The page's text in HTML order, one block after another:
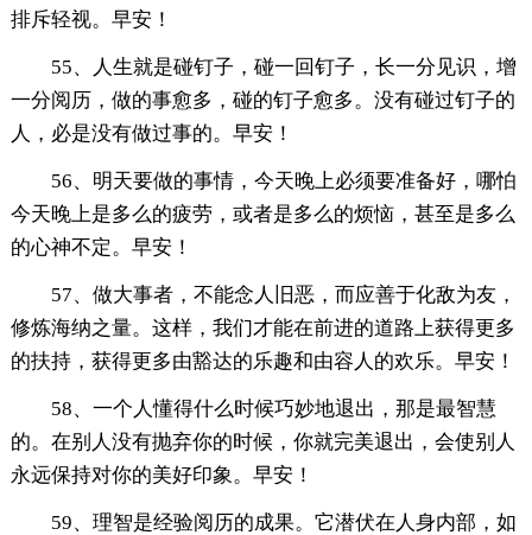
排斥轻视。早安！
55、人生就是碰钉子，碰一回钉子，长一分见识，增
一分阅历，做的事愈多，碰的钉子愈多。没有碰过钉子的
人，必是没有做过事的。早安！
56、明天要做的事情，今天晚上必须要准备好，哪怕
今天晚上是多么的疲劳，或者是多么的烦恼，甚至是多么
的心神不定。早安！
57、做大事者，不能念人旧恶，而应善于化敌为友，
修炼海纳之量。这样，我们才能在前进的道路上获得更多
的扶持，获得更多由豁达的乐趣和由容人的欢乐。早安！
58、一个人懂得什么时候巧妙地退出，那是最智慧
的。在别人没有抛弃你的时候，你就完美退出，会使别人
永远保持对你的美好印象。早安！
59、理智是经验阅历的成果。它潜伏在人身内部，如